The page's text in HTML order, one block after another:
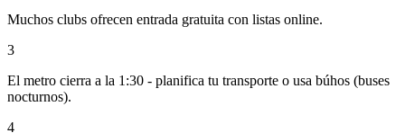
Muchos clubs ofrecen entrada gratuita con listas online.
3
El metro cierra a la 1:30 - planifica tu transporte o usa búhos (buses
nocturnos).
4